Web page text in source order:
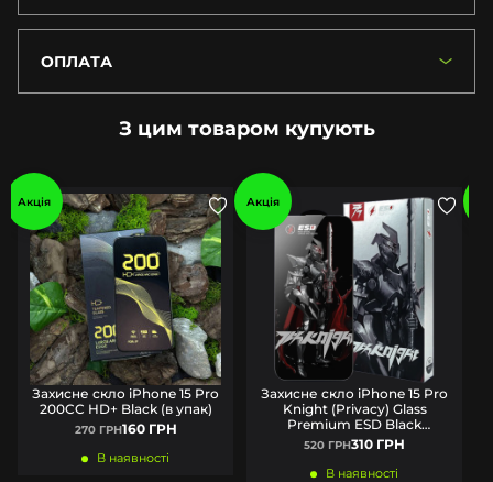
ОПЛАТА
З цим товаром купують
Акція
Захисне скло iPhone 15 Pro
200CC HD+ Black (в упак)
270 ГРН160 ГРН
В наявності
Акція
Захисне скло iPhone 15 Pro
Knight (Privacy) Glass
Premium ESD Black
(антишпигун)
520 ГРН310 ГРН
В наявності